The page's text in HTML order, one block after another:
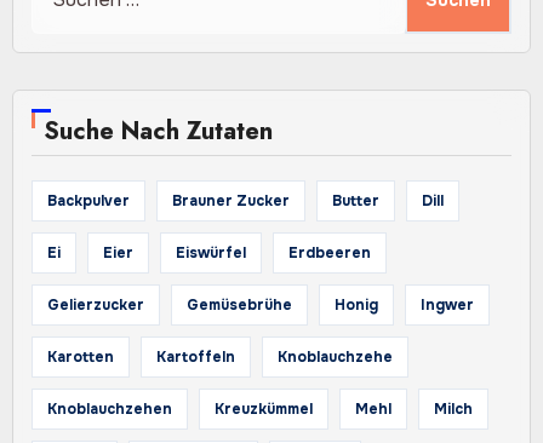
Suche Nach Zutaten
Backpulver Brauner Zucker Butter Dill
Ei Eier Eiswürfel Erdbeeren
Gelierzucker Gemüsebrühe Honig Ingwer
Karotten Kartoffeln Knoblauchzehe
Knoblauchzehen Kreuzkümmel Mehl Milch